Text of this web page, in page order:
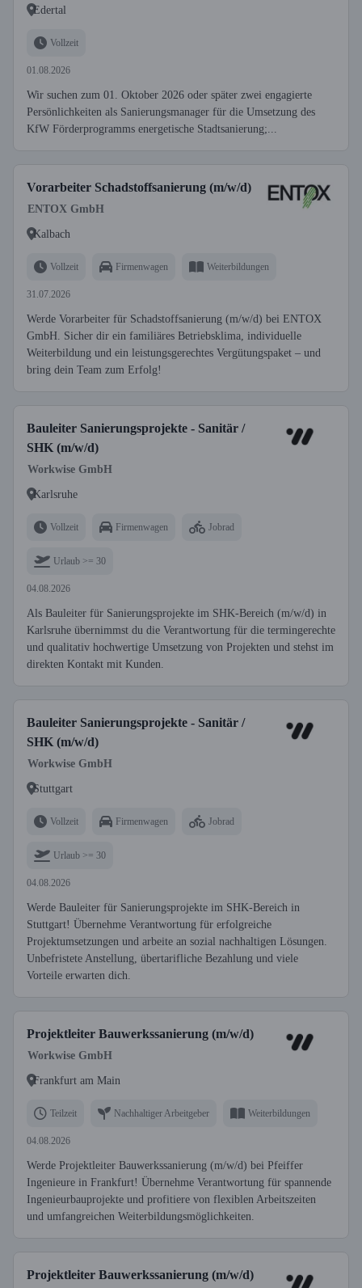
Edertal
Vollzeit
01.08.2026
Wir suchen zum 01. Oktober 2026 oder später zwei engagierte
Persönlichkeiten als Sanierungsmanager für die Umsetzung des
KfW Förderprogramms energetische Stadtsanierung;...
Vorarbeiter Schadstoffsanierung (m/w/d)
ENTOX GmbH
Kalbach
Vollzeit Firmenwagen Weiterbildungen
31.07.2026
Werde Vorarbeiter für Schadstoffsanierung (m/w/d) bei ENTOX
GmbH. Sicher dir ein familiäres Betriebsklima, individuelle
Weiterbildung und ein leistungsgerechtes Vergütungspaket – und
bring dein Team zum Erfolg!
Bauleiter Sanierungsprojekte - Sanitär /
SHK (m/w/d)
Workwise GmbH
Karlsruhe
Vollzeit Firmenwagen Jobrad
Urlaub >= 30
04.08.2026
Als Bauleiter für Sanierungsprojekte im SHK-Bereich (m/w/d) in
Karlsruhe übernimmst du die Verantwortung für die termingerechte
und qualitativ hochwertige Umsetzung von Projekten und stehst im
direkten Kontakt mit Kunden.
Bauleiter Sanierungsprojekte - Sanitär /
SHK (m/w/d)
Workwise GmbH
Stuttgart
Vollzeit Firmenwagen Jobrad
Urlaub >= 30
04.08.2026
Werde Bauleiter für Sanierungsprojekte im SHK-Bereich in
Stuttgart! Übernehme Verantwortung für erfolgreiche
Projektumsetzungen und arbeite an sozial nachhaltigen Lösungen.
Unbefristete Anstellung, übertarifliche Bezahlung und viele
Vorteile erwarten dich.
Projektleiter Bauwerkssanierung (m/w/d)
Workwise GmbH
Frankfurt am Main
Teilzeit Nachhaltiger Arbeitgeber Weiterbildungen
04.08.2026
Werde Projektleiter Bauwerkssanierung (m/w/d) bei Pfeiffer
Ingenieure in Frankfurt! Übernehme Verantwortung für spannende
Ingenieurbauprojekte und profitiere von flexiblen Arbeitszeiten
und umfangreichen Weiterbildungsmöglichkeiten.
Projektleiter Bauwerkssanierung (m/w/d)